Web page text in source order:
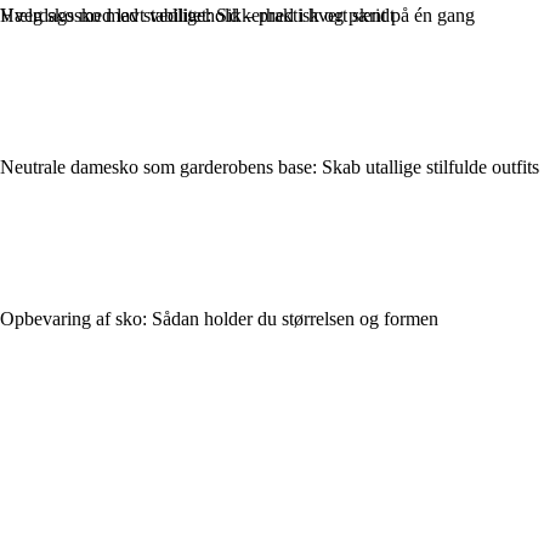
Vælg sko med lavt vedligehold – praktisk og pænt på én gang
Neutrale damesko som garderobens base: Skab utallige stilfulde outfits
Opbevaring af sko: Sådan holder du størrelsen og formen
Hverdagssko med stabilitet: Sikkerhed i hvert skridt